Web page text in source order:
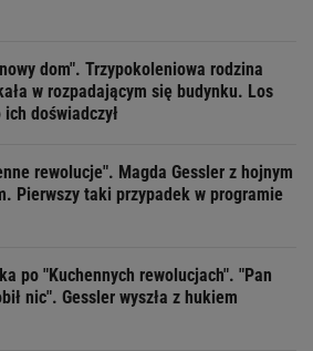
dom". Trzypokoleniowa rodzina
w rozpadającym się budynku. Los
ich doświadczył
rewolucje". Magda Gessler z hojnym
Pierwszy taki przypadek w programie
po "Kuchennych rewolucjach". "Pan
nic". Gessler wyszła z hukiem